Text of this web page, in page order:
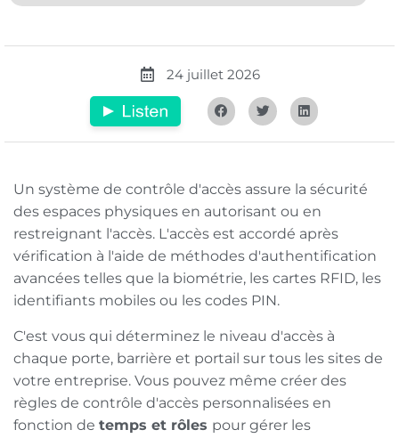
24 juillet 2026
Un système de contrôle d'accès assure la sécurité
des espaces physiques en autorisant ou en
restreignant l'accès. L'accès est accordé après
vérification à l'aide de méthodes d'authentification
avancées telles que la biométrie, les cartes RFID, les
identifiants mobiles ou les codes PIN.
C'est vous qui déterminez le niveau d'accès à
chaque porte, barrière et portail sur tous les sites de
votre entreprise. Vous pouvez même créer des
règles de contrôle d'accès personnalisées en
fonction de temps et rôles pour gérer les